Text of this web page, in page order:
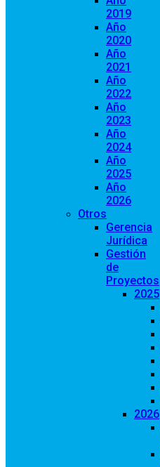
2019
Año
2020
Año
2021
Año
2022
Año
2023
Año
2024
Año
2025
Año
2026
Otros
Gerencia
Jurídica
Gestión
de
Proyectos
2025
2026